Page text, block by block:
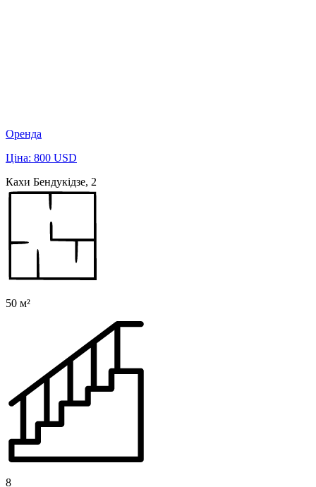
Оренда
Ціна: 800 USD
Кахи Бендукідзе, 2
50 м²
8